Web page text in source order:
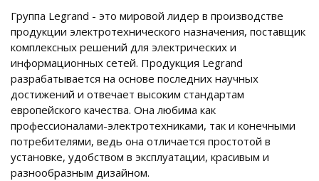
Группа Legrand - это мировой лидер в производстве
продукции электротехнического назначения, поставщик
комплексных решений для электрических и
информационных сетей. Продукция Legrand
разрабатывается на основе последних научных
достижений и отвечает высоким стандартам
европейского качества. Она любима как
профессионалами-электротехниками, так и конечными
потребителями, ведь она отличается простотой в
установке, удобством в эксплуатации, красивым и
разнообразным дизайном.